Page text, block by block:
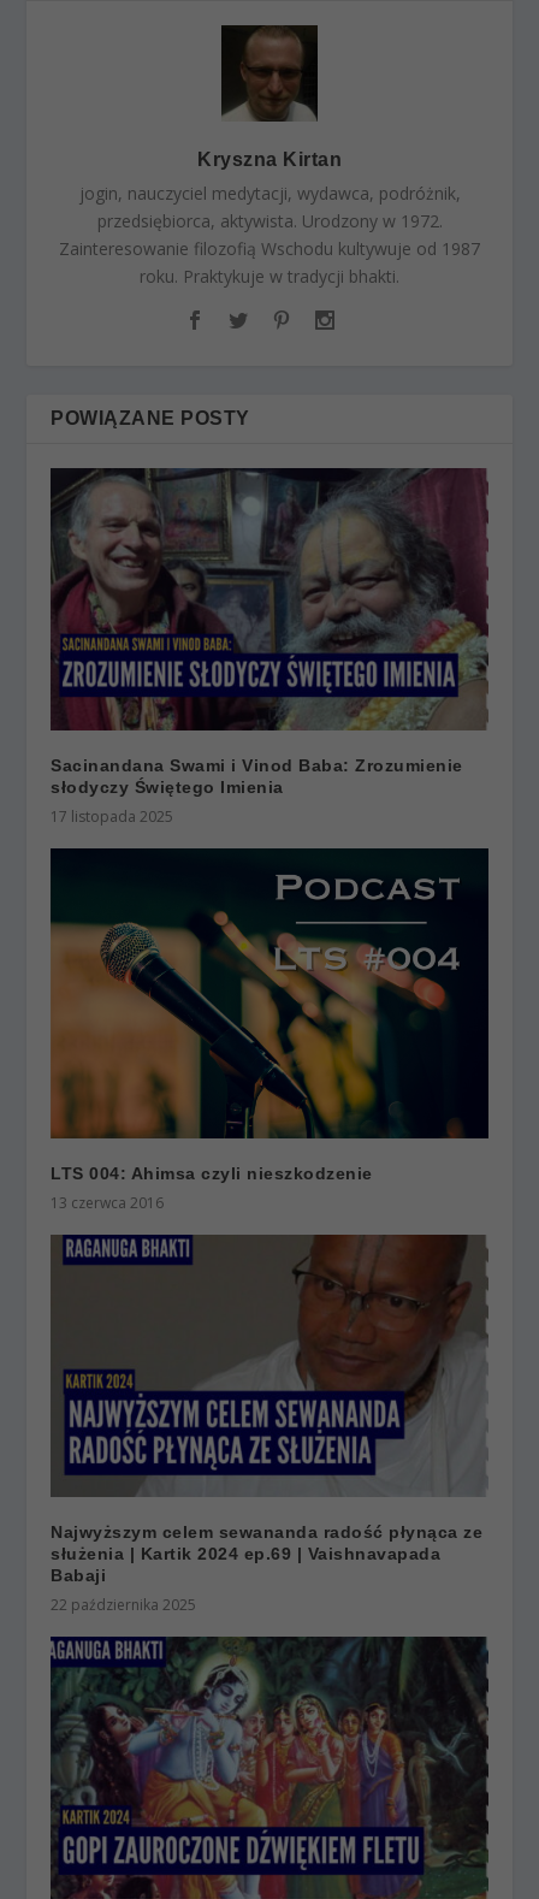
Kryszna Kirtan
jogin, nauczyciel medytacji, wydawca, podróżnik,
przedsiębiorca, aktywista. Urodzony w 1972.
Zainteresowanie filozofią Wschodu kultywuje od 1987
roku. Praktykuje w tradycji bhakti.
POWIĄZANE POSTY
Sacinandana Swami i Vinod Baba: Zrozumienie
słodyczy Świętego Imienia
17 listopada 2025
LTS 004: Ahimsa czyli nieszkodzenie
13 czerwca 2016
Najwyższym celem sewananda radość płynąca ze
służenia | Kartik 2024 ep.69 | Vaishnavapada
Babaji
22 października 2025